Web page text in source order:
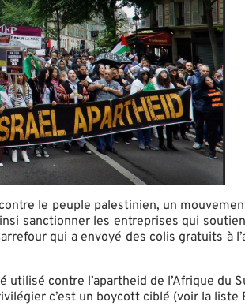
le peuple palestinien, un
sanctionner les entreprises qui
qui a envoyé des colis gratuits à
contre l’apartheid de l’Afrique
c’est un boycott ciblé (voir la